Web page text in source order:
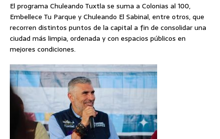
El programa Chuleando Tuxtla se suma a Colonias al 100,
Embellece Tu Parque y Chuleando El Sabinal, entre otros, que
recorren distintos puntos de la capital a fin de consolidar una
ciudad más limpia, ordenada y con espacios públicos en
mejores condiciones.